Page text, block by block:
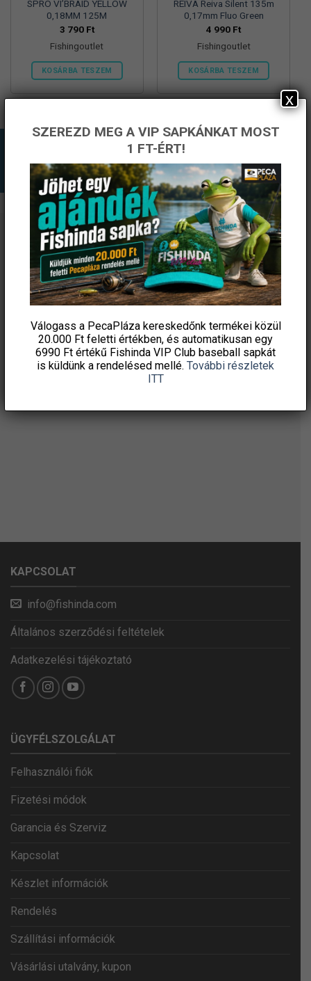
SPRO VI’BRAID YELLOW
0,18MM 125M
3 790 Ft
Fishingoutlet
KOSÁRBA TESZEM
REIVA Reiva Silent 135m
0,17mm Fluo Green
4 990 Ft
Fishingoutlet
KOSÁRBA TESZEM
ÉRTESÜLJ ELSŐKÉNT! IRATKOZZ FEL A
HÍRLEVELÜNKRE!
KAPCSOLAT
info@fishinda.com
Általános szerződési feltételek
Adatkezelési tájékoztató
ÜGYFÉLSZOLGÁLAT
Felhasználói fiók
Fizetési módok
Garancia és Szerviz
Kapcsolat
Készlet információk
Rendelés
Szállítási információk
Vásárlási utalvány, kupon
SZEREZD MEG A VIP SAPKÁNKAT MOST
1 FT-ÉRT!
Válogass a PecaPláza kereskedőnk termékei közül
20.000 Ft feletti értékben, és automatikusan egy
6990 Ft értékű Fishinda VIP Club baseball sapkát
is küldünk a rendelésed mellé. További részletek
ITT
x